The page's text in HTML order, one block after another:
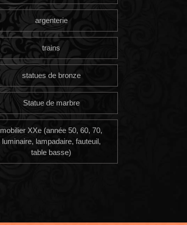
argenterie
trains
statues de bronze
Statue de marbre
mobilier XXe (année 50, 60, 70,
luminaire, lampadaire, fauteuil,
table basse)